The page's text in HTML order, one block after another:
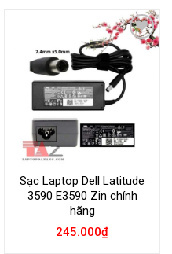
Add to
Wishlist
Sạc Laptop Dell Latitude
3590 E3590 Zin chính
hãng
245.000₫